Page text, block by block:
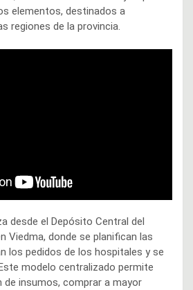
elementos, destinados a
regiones de la provincia.
desde el Depósito Central del
Viedma, donde se planifican las
los pedidos de los hospitales y se
modelo centralizado permite
de insumos, comprar a mayor